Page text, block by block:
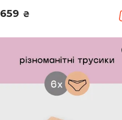
659 ₴